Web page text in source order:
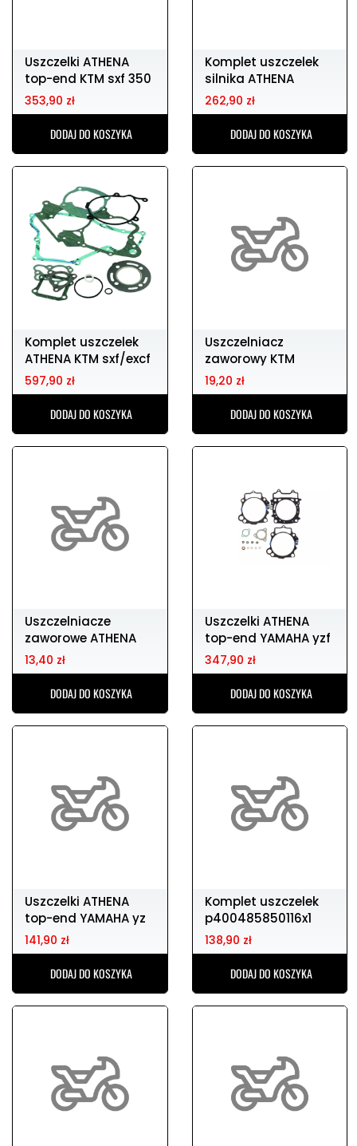
Uszczelki ATHENA
top-end KTM sxf 350
13-15 excf 14
353,90 zł
DODAJ DO KOSZYKA
Komplet uszczelek
silnika ATHENA
262,90 zł
DODAJ DO KOSZYKA
Komplet uszczelek
ATHENA KTM sxf/excf
350
597,90 zł
DODAJ DO KOSZYKA
Uszczelniacz
zaworowy KTM
sxf/excf
250/450/500/53
19,20 zł
DODAJ DO KOSZYKA
Uszczelniacze
zaworowe ATHENA
1j7-12119
13,40 zł
DODAJ DO KOSZYKA
Uszczelki ATHENA
top-end YAMAHA yzf
450 14-16
347,90 zł
DODAJ DO KOSZYKA
Uszczelki ATHENA
top-end YAMAHA yz
250 99-18
141,90 zł
DODAJ DO KOSZYKA
Komplet uszczelek
p400485850116x1
138,90 zł
DODAJ DO KOSZYKA